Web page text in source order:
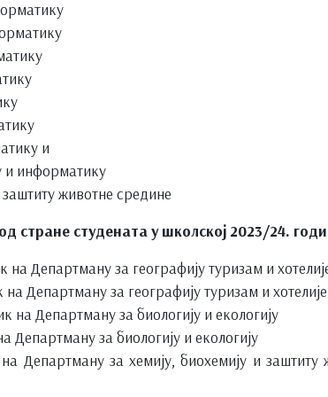
и
и информатику
животне средине
стране студената у школској 2023/24.
Департману за географију туризам и
Департману за географију туризам и
Департману за биологију и екологију
за биологију и екологију
Департману за хемију, биохемију и заштиту